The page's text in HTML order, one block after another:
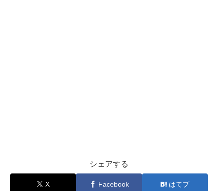
シェアする
X Facebook はてブ